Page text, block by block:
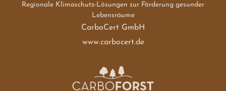
Regionale Klimaschutz-Lösungen zur Förderung gesunder
Lebensräume
CarboCert GmbH
www.carbocert.de